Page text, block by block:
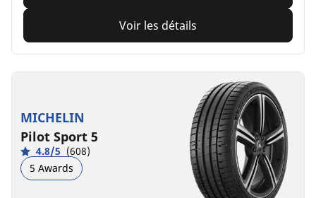
Voir les détails
MICHELIN
Pilot Sport 5
4.8/5 (608)
5 Awards